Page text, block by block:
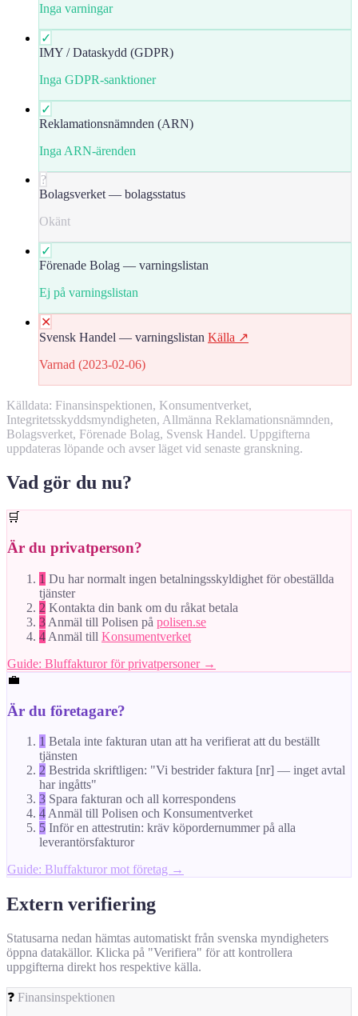
Inga varningar
✓
IMY / Dataskydd (GDPR)
Inga GDPR-sanktioner
✓
Reklamationsnämnden (ARN)
Inga ARN-ärenden
?
Bolagsverket — bolagsstatus
Okänt
✓
Förenade Bolag — varningslistan
Ej på varningslistan
✕
Svensk Handel — varningslistan Källa ↗
Varnad (2023-02-06)
Källdata: Finansinspektionen, Konsumentverket,
Integritetsskyddsmyndigheten, Allmänna Reklamationsnämnden,
Bolagsverket, Förenade Bolag, Svensk Handel. Uppgifterna
uppdateras löpande och avser läget vid senaste granskning.
Vad gör du nu?
🛒
Är du privatperson?
1 Du har normalt ingen betalningsskyldighet för obeställda
tjänster
2 Kontakta din bank om du råkat betala
3 Anmäl till Polisen på polisen.se
4 Anmäl till Konsumentverket
Guide: Bluffakturor för privatpersoner →
💼
Är du företagare?
1 Betala inte fakturan utan att ha verifierat att du beställt
tjänsten
2 Bestrida skriftligen: "Vi bestrider faktura [nr] — inget avtal
har ingåtts"
3 Spara fakturan och all korrespondens
4 Anmäl till Polisen och Konsumentverket
5 Inför en attestrutin: kräv köpordernummer på alla
leverantörsfakturor
Guide: Bluffakturor mot företag →
Extern verifiering
Statusarna nedan hämtas automatiskt från svenska myndigheters
öppna datakällor. Klicka på "Verifiera" för att kontrollera
uppgifterna direkt hos respektive källa.
❓ Finansinspektionen